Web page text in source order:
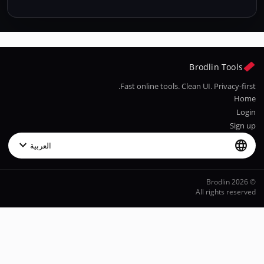
Brodlin Tools
Fast online tools. Clean UI. Privacy-first.
Home
Login
Sign up
language العربية expand_more
© 2026 Brodlin
All rights reserved